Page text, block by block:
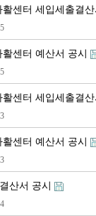
활센터 세입세출결
활센터 예산서 공시
활센터 세입세출결
활센터 예산서 공시
산서 공시